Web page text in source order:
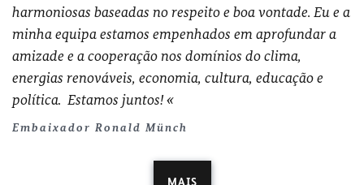
harmoniosas baseadas no respeito e boa vontade. Eu e a
minha equipa estamos empenhados em aprofundar a
amizade e a cooperação nos domínios do clima,
energias renováveis, economia, cultura, educação e
política. Estamos juntos!
Embaixador Ronald Münch
MAIS